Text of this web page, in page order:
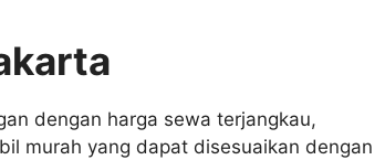
dengan harga sewa terjangkau,
murah yang dapat disesuaikan dengan